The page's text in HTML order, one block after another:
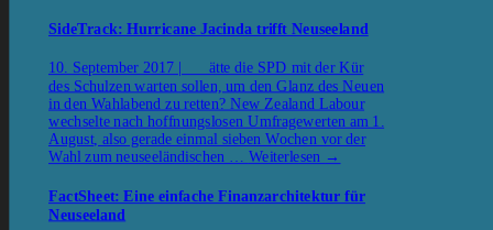
SideTrack: Hurricane Jacinda trifft Neuseeland
10. September 2017 | ätte die SPD mit der Kür
des Schulzen warten sollen, um den Glanz des Neuen
in den Wahlabend zu retten? New Zealand Labour
wechselte nach hoffnungslosen Umfragewerten am 1.
August, also gerade einmal sieben Wochen vor der
Wahl zum neuseeländischen … Weiterlesen →
FactSheet: Eine einfache Finanzarchitektur für
Neuseeland